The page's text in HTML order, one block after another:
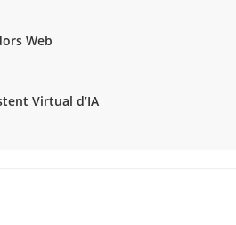
Web
Virtual d’IA